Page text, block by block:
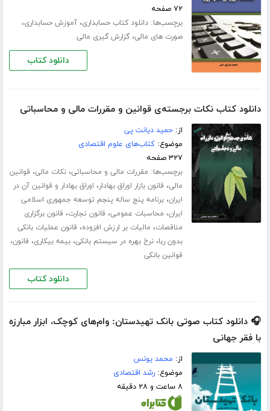
۷۲ صفحه
برچسب‌ها:دانلود کتاب حسابداری،آموزش حسابداری،
صورت های مالی،گزارش گیری مالی
دانلود کتاب
دانلود کتاب نکات برجسته‌ی قوانین و مقررات مالی و محاسباتی
از:حمید دیانت پی
موضوع:کتاب‌های علوم اقتصادی
۳۲۷ صفحه
برچسب‌ها: مقررات مالی و محاسباتی،نکات مالی، قوانین
مالی، قانون بازار اوراق بهادار، اوراق بهادار و قوانین آن در
ایران،برنامه پنج ساله پنجم توسعه جمهوری اسلامی
ایران، محاسبات عمومی، قانون تجارت، قانون برگزاری
مناقصات، مالیات بر ارزش افزوده، قانون عملیات بانکی
بدون ربا،نرخ بهره در سیستم بانکی،بیمه بیکاری، قانون،
قوانین بانکی
دانلود کتاب
🎧 دانلود کتاب صوتی بانک‌ تهیدستان: وام‌های کوچک، ابزار مبارزه
با فقر جهانی
از: محمد یونس
موضوع:رشد اقتصادی
۸ ساعت و ۲۸ دقیقه